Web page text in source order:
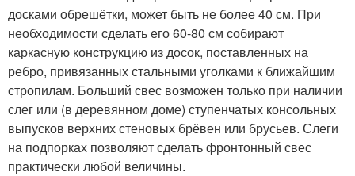
досками обрешётки, может быть не более 40 см. При
необходимости сделать его 60-80 см собирают
каркасную конструкцию из досок, поставленных на
ребро, привязанных стальными уголками к ближайшим
стропилам. Больший свес возможен только при наличии
слег или (в деревянном доме) ступенчатых консольных
выпусков верхних стеновых брёвен или брусьев. Слеги
на подпорках позволяют сделать фронтонный свес
практически любой величины.